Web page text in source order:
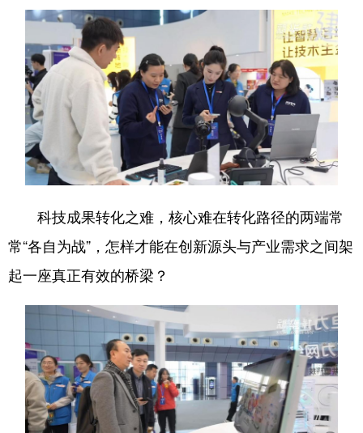
天津 山西
辽宁 吉林 上海 江苏
福建 江西
湖北 湖南
广东 广西 海南 重庆
四川 贵州 云南 西藏
陕西 甘肃 青海 宁夏
新疆 内蒙古
多语种频道
English Español Français عربى
Русский язык 日本語 한국어
科技成果转化之难，核心难在转化路径的两端常
常“各自为战”，怎样才能在创新源头与产业需求之间架
起一座真正有效的桥梁？